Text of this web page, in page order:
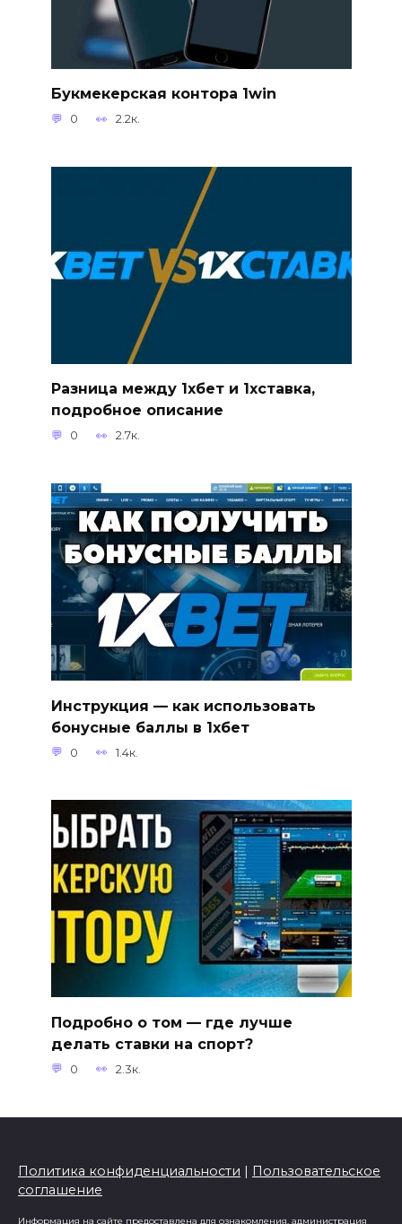
Букмекерская контора 1win
0 2.2к.
Разница между 1хбет и 1хставка,
подробное описание
0 2.7к.
Инструкция — как использовать
бонусные баллы в 1хбет
0 1.4к.
Подробно о том — где лучше
делать ставки на спорт?
0 2.3к.
Политика конфиденциальности | Пользовательское
соглашение
Информация на сайте предоставлена для ознакомления, администрация